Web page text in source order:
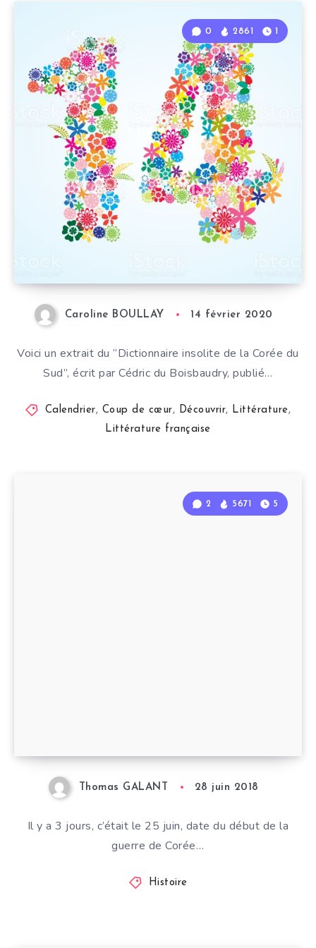
0 2861 1
Caroline BOULLAY 14 février 2020
Voici un extrait du “Dictionnaire insolite de la Corée du
Sud”, écrit par Cédric du Boisbaudry, publié…
Calendrier, Coup de cœur, Découvrir, Littérature,
Littérature française
2 5671 5
Thomas GALANT 28 juin 2018
Il y a 3 jours, c’était le 25 juin, date du début de la
guerre de Corée…
Histoire